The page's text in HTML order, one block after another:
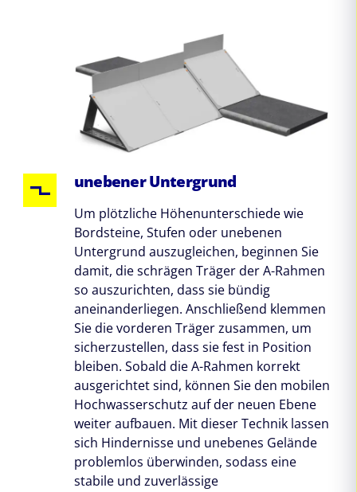
unebener Untergrund
Um plötzliche Höhenunterschiede wie
Bordsteine, Stufen oder unebenen
Untergrund auszugleichen, beginnen Sie
damit, die schrägen Träger der A-Rahmen
so auszurichten, dass sie bündig
aneinanderliegen. Anschließend klemmen
Sie die vorderen Träger zusammen, um
sicherzustellen, dass sie fest in Position
bleiben. Sobald die A-Rahmen korrekt
ausgerichtet sind, können Sie den mobilen
Hochwasserschutz auf der neuen Ebene
weiter aufbauen. Mit dieser Technik lassen
sich Hindernisse und unebenes Gelände
problemlos überwinden, sodass eine
stabile und zuverlässige